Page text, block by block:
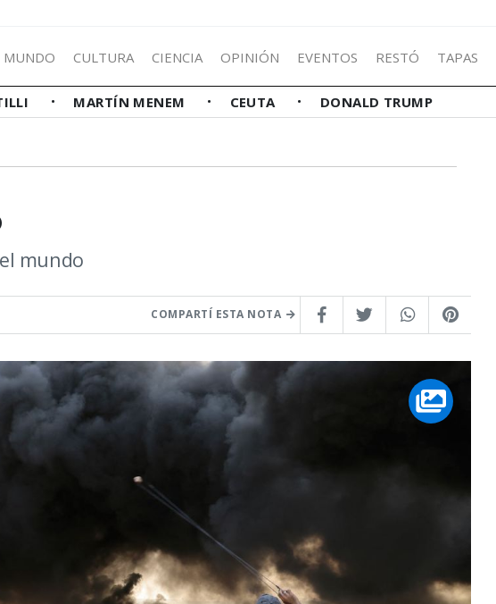
MUNDO CULTURA CIENCIA OPINIÓN EVENTOS RESTÓ TAPAS
MARTÍN MENEM CEUTA DONALD TRUMP
mundo
COMPARTÍ ESTA NOTA